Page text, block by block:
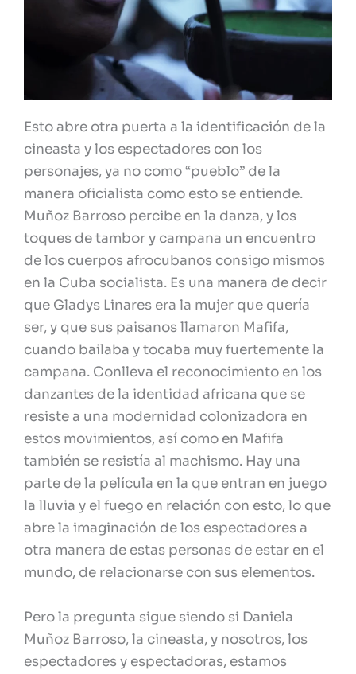
Esto abre otra puerta a la identificación de la
cineasta y los espectadores con los
personajes, ya no como “pueblo” de la
manera oficialista como esto se entiende.
Muñoz Barroso percibe en la danza, y los
toques de tambor y campana un encuentro
de los cuerpos afrocubanos consigo mismos
en la Cuba socialista. Es una manera de decir
que Gladys Linares era la mujer que quería
ser, y que sus paisanos llamaron Mafifa,
cuando bailaba y tocaba muy fuertemente la
campana. Conlleva el reconocimiento en los
danzantes de la identidad africana que se
resiste a una modernidad colonizadora en
estos movimientos, así como en Mafifa
también se resistía al machismo. Hay una
parte de la película en la que entran en juego
la lluvia y el fuego en relación con esto, lo que
abre la imaginación de los espectadores a
otra manera de estas personas de estar en el
mundo, de relacionarse con sus elementos.
Pero la pregunta sigue siendo si Daniela
Muñoz Barroso, la cineasta, y nosotros, los
espectadores y espectadoras, estamos